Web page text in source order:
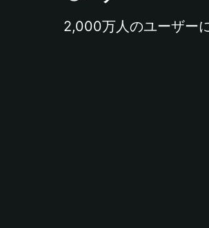
2,000万人のユーザー